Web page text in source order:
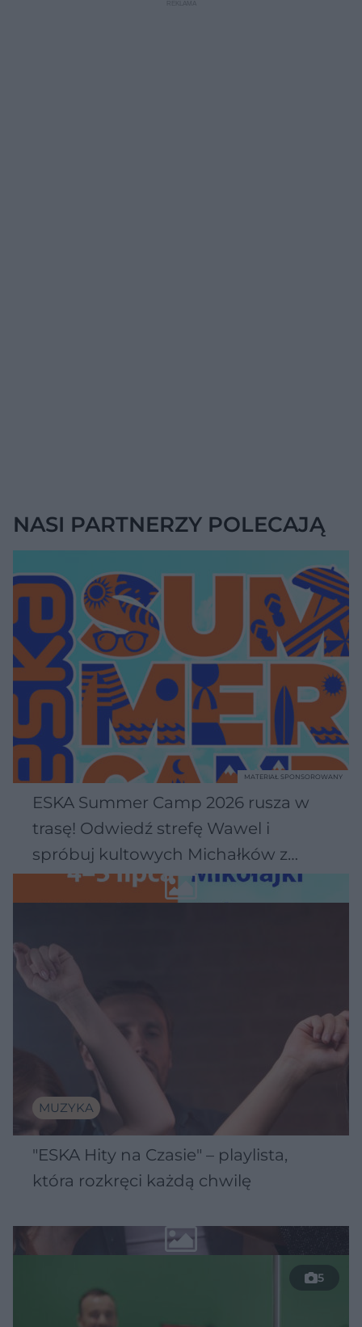
NASI PARTNERZY POLECAJĄ
ESKA Summer Camp 2026 rusza w
trasę! Odwiedź strefę Wawel i
spróbuj kultowych Michałków z
Wawelu
MATERIAŁ SPONSOROWANY
MUZYKA
"ESKA Hity na Czasie" – playlista,
która rozkręci każdą chwilę
5